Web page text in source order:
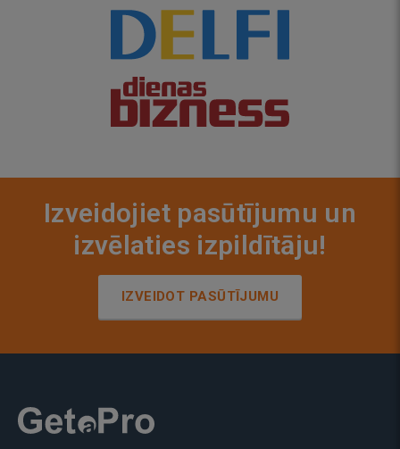
Izveidojiet pasūtījumu un
izvēlaties izpildītāju!
IZVEIDOT PASŪTĪJUMU